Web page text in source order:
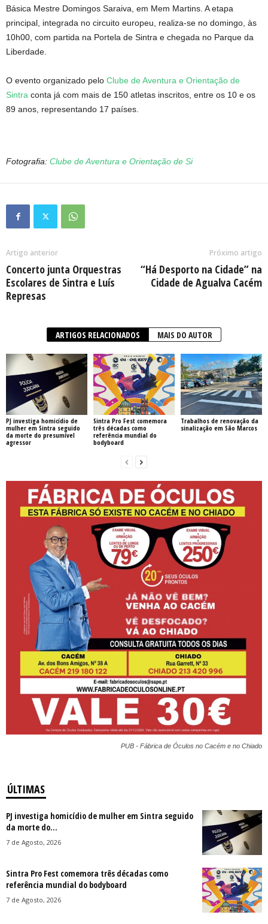
Básica Mestre Domingos Saraiva, em Mem Martins. A etapa
principal, integrada no circuito europeu, realiza-se no domingo, às
10h00, com partida na Portela de Sintra e chegada no Parque da
Liberdade.
O evento organizado pelo Clube de Aventura e Orientação de
Sintra conta já com mais de 150 atletas inscritos, entre os 10 e os
89 anos, representando 17 países.
Fotografia: Clube de Aventura e Orientação de Si
Artigo anterior
Concerto junta Orquestras
Escolares de Sintra e Luís
Represas
Próximo artigo
“Há Desporto na Cidade” na
Cidade de Agualva Cacém
ARTIGOS RELACIONADOS MAIS DO AUTOR
PJ investiga homicídio de
mulher em Sintra seguido
da morte do presumível
agressor
Sintra Pro Fest comemora
três décadas como
referência mundial do
bodyboard
Trabalhos de renovação da
sinalização em São Marcos
PUB - Fábrica de Óculos no Cacém e no Chiado
ÚLTIMAS
PJ investiga homicídio de mulher em Sintra seguido
da morte do...
7 de Agosto, 2026
Sintra Pro Fest comemora três décadas como
referência mundial do bodyboard
7 de Agosto, 2026